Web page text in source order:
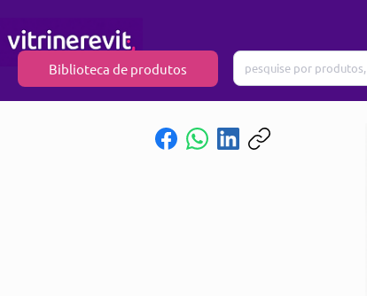
Biblioteca de produtos